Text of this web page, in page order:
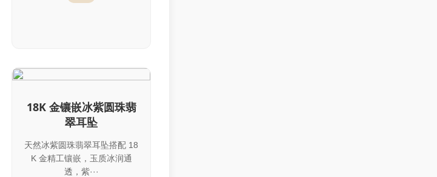
18K 金镶嵌冰紫圆珠翡
翠耳坠
天然冰紫圆珠翡翠耳坠搭配 18
K 金精工镶嵌，玉质冰润通
透，紫···